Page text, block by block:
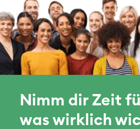
Nimm dir Zeit
was wirklich